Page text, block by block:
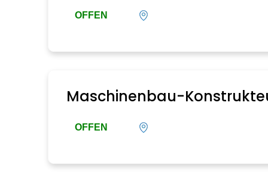
OFFEN
Maschinenbau-
OFFEN